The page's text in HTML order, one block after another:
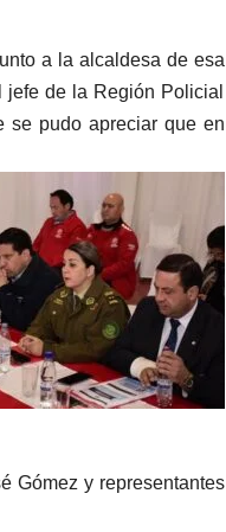
a la alcaldesa de esa
de la Región Policial
se pudo apreciar que en
Gómez y representantes